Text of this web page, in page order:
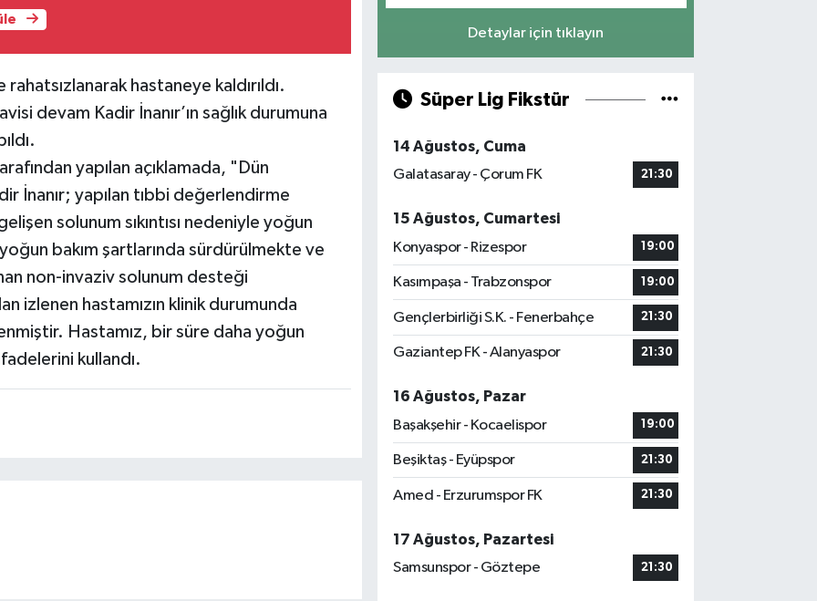
hastaneye kaldırıldı.
devam Kadir İnanır’ın sağlık durumuna
yapılan açıklamada, "Dün
İnanır; yapılan tıbbi değerlendirme
solunum sıkıntısı nedeniyle yoğun
yoğun bakım şartlarında sürdürülmekte ve
non-invaziv solunum desteği
izlenen hastamızın klinik durumunda
Hastamız, bir süre daha yoğun
kullandı.
Detaylar için tıklayın
Süper Lig Fikstür
14 Ağustos, Cuma
Galatasaray - Çorum FK
21:30
15 Ağustos, Cumartesi
Konyaspor - Rizespor
19:00
Kasımpaşa - Trabzonspor 19:00
Gençlerbirliği S.K. - Fenerbahçe 21:30
Gaziantep FK - Alanyaspor 21:30
16 Ağustos, Pazar
Başakşehir - Kocaelispor
19:00
Beşiktaş - Eyüpspor 21:30
Amed - Erzurumspor FK 21:30
17 Ağustos, Pazartesi
Samsunspor - Göztepe
21:30